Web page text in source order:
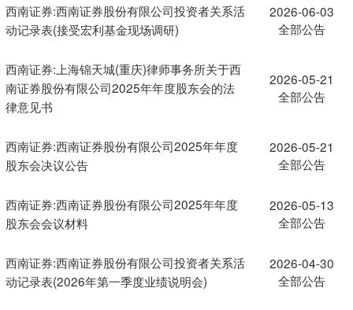
西南证券:西南证券股份有限公司投资者关系活
动记录表(接受宏利基金现场调研)
2026-06-03
全部公告
西南证券:上海锦天城(重庆)律师事务所关于西
南证券股份有限公司2025年年度股东会的法
律意见书
2026-05-21
全部公告
西南证券:西南证券股份有限公司2025年年度
股东会决议公告
2026-05-21
全部公告
西南证券:西南证券股份有限公司2025年年度
股东会会议材料
2026-05-13
全部公告
西南证券:西南证券股份有限公司投资者关系活
动记录表(2026年第一季度业绩说明会)
2026-04-30
全部公告